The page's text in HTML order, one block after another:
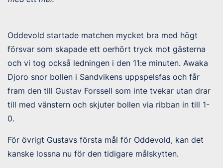
Oddevold startade matchen mycket bra med högt
försvar som skapade ett oerhört tryck mot gästerna
och vi tog också ledningen i den 11:e minuten. Awaka
Djoro snor bollen i Sandvikens uppspelsfas och får
fram den till Gustav Forssell som inte tvekar utan drar
till med vänstern och skjuter bollen via ribban in till 1-
0.
För övrigt Gustavs första mål för Oddevold, kan det
kanske lossna nu för den tidigare målskytten.